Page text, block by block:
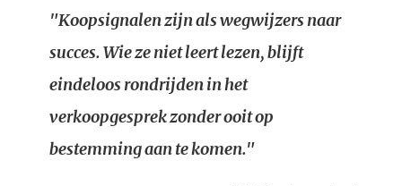
"Koopsignalen zijn als wegwijzers naar
succes. Wie ze niet leert lezen, blijft
eindeloos rondrijden in het
verkoopgesprek zonder ooit op
bestemming aan te komen."